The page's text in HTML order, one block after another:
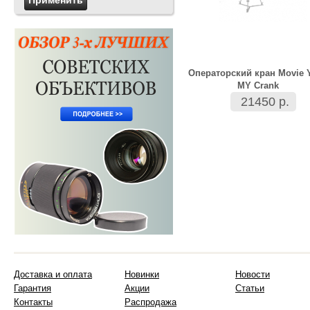
Операторский кран Movie
MY Crank
21450 р.
Доставка и оплата
Гарантия
Контакты
Новинки
Акции
Распродажа
Новости
Статьи